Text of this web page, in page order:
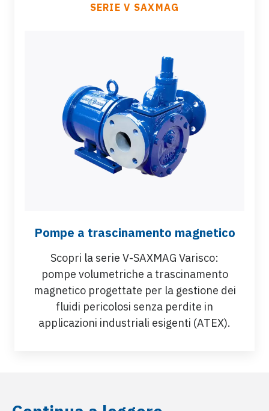
SERIE V SAXMAG
Pompe a trascinamento magnetico
Scopri la serie V-SAXMAG Varisco:
pompe volumetriche a trascinamento
magnetico progettate per la gestione dei
fluidi pericolosi senza perdite in
applicazioni industriali esigenti (ATEX).